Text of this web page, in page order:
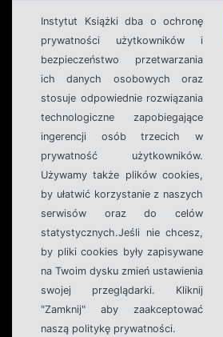
Instytut Książki dba o ochronę
prywatności użytkowników i
bezpieczeństwo przetwarzania
ich danych osobowych oraz
stosuje odpowiednie rozwiązania
technologiczne zapobiegające
ingerencji osób trzecich w
prywatność użytkowników.
Używamy także plików cookies,
by ułatwić korzystanie z naszych
serwisów oraz do celów
statystycznych.Jeśli nie chcesz,
by pliki cookies były zapisywane
na Twoim dysku zmień ustawienia
swojej przeglądarki. Kliknij
"Zamknij" aby zaakceptować
naszą politykę prywatności.